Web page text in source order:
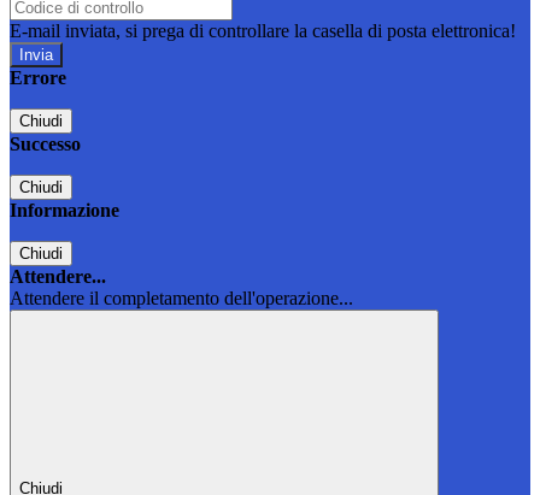
E-mail inviata, si prega di controllare la casella di posta elettronica!
Errore
Chiudi
Successo
Chiudi
Informazione
Chiudi
Attendere...
Attendere il completamento dell'operazione...
Chiudi